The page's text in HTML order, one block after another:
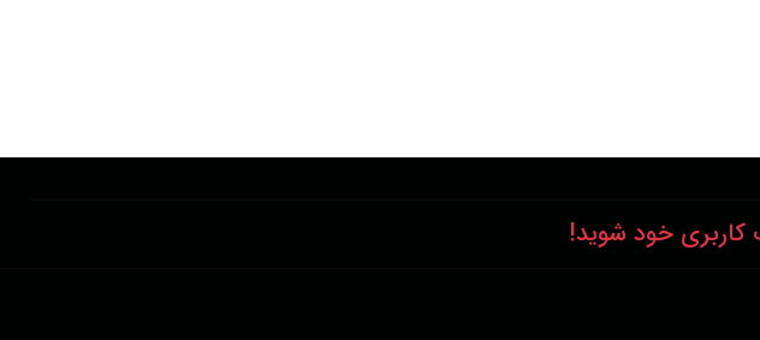
کاربری خود شوید!